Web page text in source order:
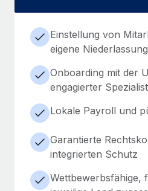
Einstellung von
eigene
Onboarding mit der
engagierter
Lokale Payroll und
Garantierte
integrierten Schutz
Wettbewerbsfähige,